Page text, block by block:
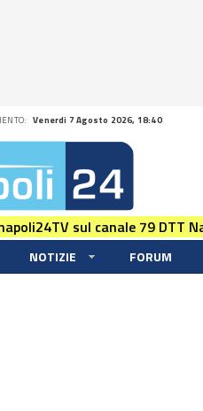
Venerdi 7 Agosto 2026, 18:40
sul canale 79 DTT
NOTIZIE FORUM